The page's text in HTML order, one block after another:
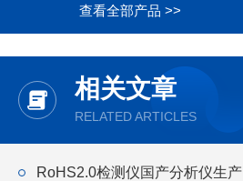
查看全部产品 >>
相关文章
RELATED ARTICLES
RoHS2.0检测仪国产分析仪生产